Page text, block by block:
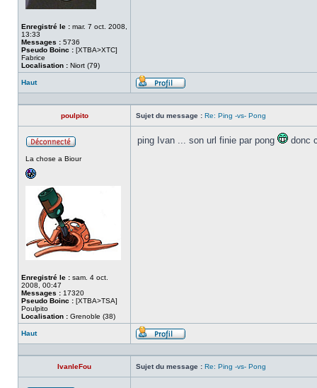
Enregistré le : mar. 7 oct. 2008,
13:33
Messages : 5736
Pseudo Boinc : [XTBA>XTC]
Fabrice
Localisation : Niort (79)
Haut
Profil
poulpito Sujet du message : Re: Ping -vs- Pong
ligne
La chose a Biour
Enregistré le : sam. 4 oct.
2008, 00:47
Messages : 17320
Pseudo Boinc : [XTBA>TSA]
Poulpito
Localisation : Grenoble (38)
ping Ivan ... son url finie par pong donc
Haut
Profil
IvanleFou Sujet du message : Re: Ping -vs- Pong